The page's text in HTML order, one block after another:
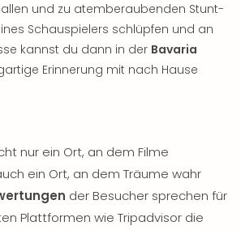
und zu atemberaubenden Stunt-
Schauspielers schlüpfen und an
kannst du dann in der Bavaria
Erinnerung mit nach Hause
nur ein Ort, an dem Filme
ein Ort, an dem Träume wahr
der Besucher sprechen für
Plattformen wie Tripadvisor die